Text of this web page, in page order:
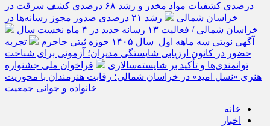
درصدی کشفیات مواد مخدر و رشد ۶۸ درصدی کشف سرقت در
خراسان شمالی
رشد ۲۱ درصدی صدور مجوز رسانه‌ها در
خراسان شمالی / فعالیت ۱۳ رسانه جدید در ۴ ماه نخست سال
آگهی نوبتی سه ماهه اول سال ۱۴۰۵ حوزه ثبتی جاجرم
تجربه
حضور در کانون ارزیابی شایستگی مدیران؛ آزمونی برای شناخت
توانمندی‌ها و تأکید بر شایسته‌سالاری
فراخوان ملی جشنواره
هنری «نسل امید» در خراسان شمالی؛ رقابت هنرمندان با محوریت
خانواده و جوانی جمعیت
خانه
اخبار